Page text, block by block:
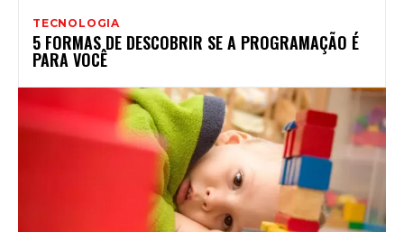
TECNOLOGIA
5 FORMAS DE DESCOBRIR SE A PROGRAMAÇÃO É
PARA VOCÊ